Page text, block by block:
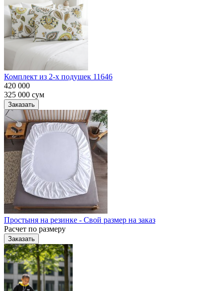
Комплект из 2-х подушек 11646
420 000
325 000 сум
Заказать
Простыня на резинке - Свой размер на заказ
Расчет по размеру
Заказать